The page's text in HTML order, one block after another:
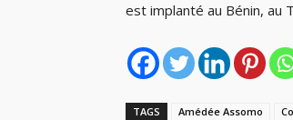
est implanté au Bénin, au
TAGS Amédée Assomo